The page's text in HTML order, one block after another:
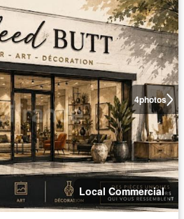
4photos
Local Commercial